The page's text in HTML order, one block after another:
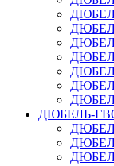
ДЮБЕЛЬ-